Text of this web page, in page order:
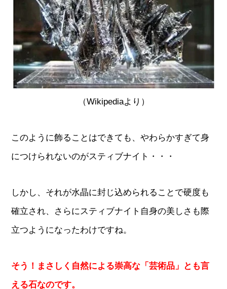
（Wikipediaより）
このように飾ることはできても、やわらかすぎて身
につけられないのがスティブナイト・・・
しかし、それが水晶に封じ込められることで硬度も
確立され、さらにスティブナイト自身の美しさも際
立つようになったわけですね。
そう！まさしく自然による崇高な「芸術品」とも言
える石なのです。